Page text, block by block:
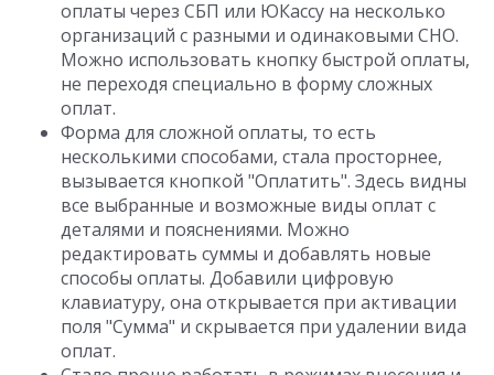
оплаты через СБП или ЮКассу на несколько
организаций с разными и одинаковыми СНО.
Можно использовать кнопку быстрой оплаты,
не переходя специально в форму сложных
оплат.
Форма для сложной оплаты, то есть
несколькими способами, стала просторнее,
вызывается кнопкой "Оплатить". Здесь видны
все выбранные и возможные виды оплат с
деталями и пояснениями. Можно
редактировать суммы и добавлять новые
способы оплаты. Добавили цифровую
клавиатуру, она открывается при активации
поля "Сумма" и скрывается при удалении вида
оплат.